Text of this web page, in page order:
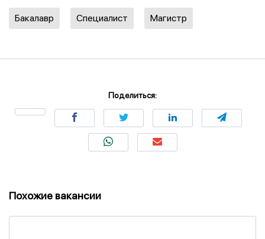
Бакалавр Специалист Магистр
Поделиться:
Похожие вакансии